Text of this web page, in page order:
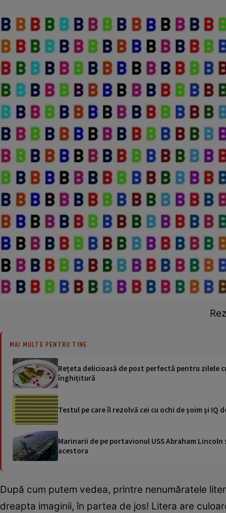
MAI MULTE PENTRU TINE
Rețeta delicioasă de post perfectă pentru zilele cu dezlegare la pește. E simplă,
înghițitură
Testul pe care îl rezolvă cei cu ochi de șoim și IQ
Marinarii de pe portavionul USS Abraham
acestora
După cum putem vedea, printre nenumăratele
dreapta imaginii, în partea de jos! Litera are